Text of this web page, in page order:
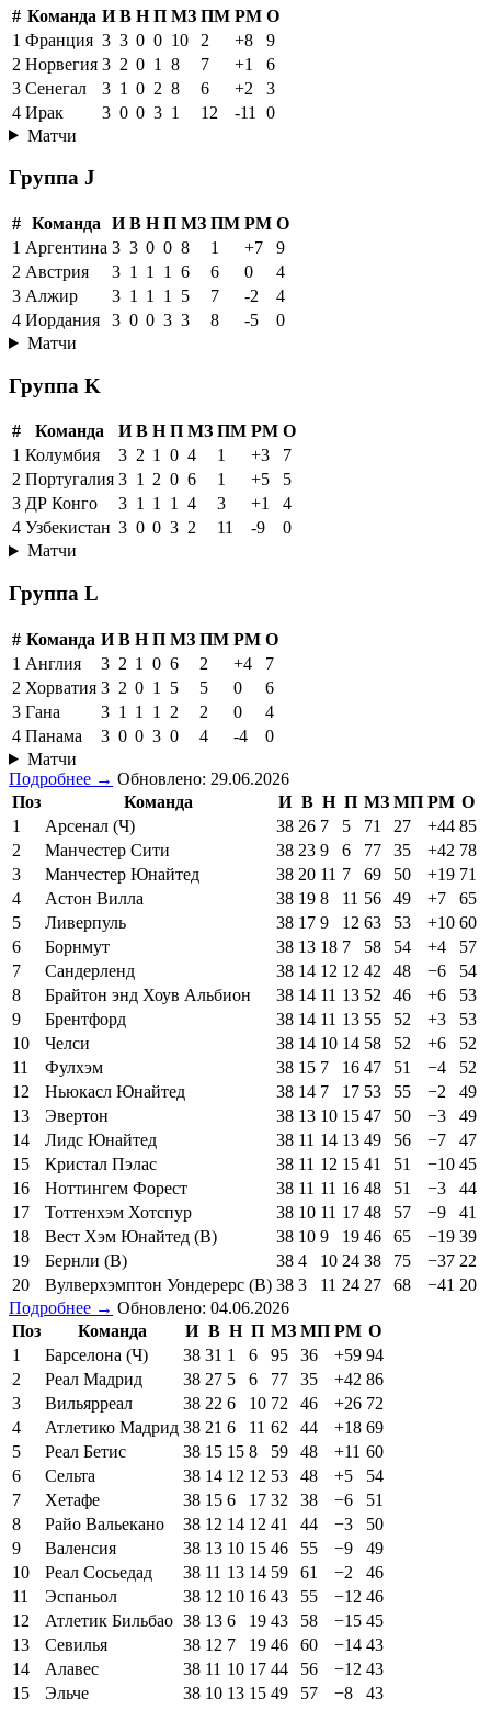
# Команда И В Н П МЗ ПМ РМ О
1 Франция 3 3 0 0 10 2 +8
9
2 Норвегия 3 2 0 1 8 7 +1
6
3 Сенегал 3 1 0 2 8 6 +2
3
4 Ирак 3 0 0 3 1 12 -11
0
Матчи
Группа J
# Команда И В Н П МЗ ПМ РМ О
1 Аргентина 3 3 0 0 8 1 +7
9
2 Австрия 3 1 1 1 6 6 0
4
3 Алжир 3 1 1 1 5 7 -2
4
4 Иордания 3 0 0 3 3 8 -5
0
Матчи
Группа K
# Команда И В Н П МЗ ПМ РМ О
1 Колумбия 3 2 1 0 4 1 +3
7
2 Португалия 3 1 2 0 6 1 +5
5
3 ДР Конго 3 1 1 1 4 3 +1
4
4 Узбекистан 3 0 0 3 2 11 -9
0
Матчи
Группа L
# Команда И В Н П МЗ ПМ РМ О
1 Англия 3 2 1 0 6 2 +4
7
2 Хорватия 3 2 0 1 5 5 0
6
3 Гана 3 1 1 1 2 2 0
4
4 Панама 3 0 0 3 0 4 -4
0
Матчи
Подробнее → Обновлено: 29.06.2026
Поз
Команда И В Н П МЗ МП РМ О
1
Арсенал (Ч) 38 26 7 5 71 27 +44 85
2
Манчестер Сити 38 23 9 6 77 35 +42 78
3
Манчестер Юнайтед 38 20 11 7 69 50 +19 71
4
Астон Вилла 38 19 8 11 56 49 +7
65
5
Ливерпуль 38 17 9 12 63 53 +10 60
6
Борнмут 38 13 18 7 58 54 +4
57
7
Сандерленд 38 14 12 12 42 48 −6
54
8
Брайтон энд Хоув Альбион 38 14 11 13 52 46 +6
53
9
Брентфорд 38 14 11 13 55 52 +3
53
10
Челси 38 14 10 14 58 52 +6
52
11
Фулхэм 38 15 7 16 47 51 −4
52
12
Ньюкасл Юнайтед 38 14 7 17 53 55 −2
49
13
Эвертон 38 13 10 15 47 50 −3
49
14
Лидс Юнайтед 38 11 14 13 49 56 −7
47
15
Кристал Пэлас 38 11 12 15 41 51 −10 45
16
Ноттингем Форест 38 11 11 16 48 51 −3
44
17
Тоттенхэм Хотспур 38 10 11 17 48 57 −9
41
18
Вест Хэм Юнайтед (В) 38 10 9 19 46 65 −19 39
19
Бернли (В) 38 4 10 24 38 75 −37 22
20
Вулверхэмптон Уондерерс (В) 38 3 11 24 27 68 −41 20
Подробнее → Обновлено: 04.06.2026
Поз
Команда И В Н П МЗ МП РМ О
1
Барселона (Ч) 38 31 1 6 95 36 +59 94
2
Реал Мадрид 38 27 5 6 77 35 +42 86
3
Вильярреал 38 22 6 10 72 46 +26 72
4
Атлетико Мадрид 38 21 6 11 62 44 +18 69
5
Реал Бетис 38 15 15 8 59 48 +11 60
6
Сельта 38 14 12 12 53 48 +5
54
7
Хетафе 38 15 6 17 32 38 −6
51
8
Райо Вальекано 38 12 14 12 41 44 −3
50
9
Валенсия 38 13 10 15 46 55 −9
49
10
Реал Сосьедад 38 11 13 14 59 61 −2
46
11
Эспаньол 38 12 10 16 43 55 −12 46
12
Атлетик Бильбао 38 13 6 19 43 58 −15 45
13
Севилья 38 12 7 19 46 60 −14 43
14
Алавес 38 11 10 17 44 56 −12 43
15
Эльче 38 10 13 15 49 57 −8
43